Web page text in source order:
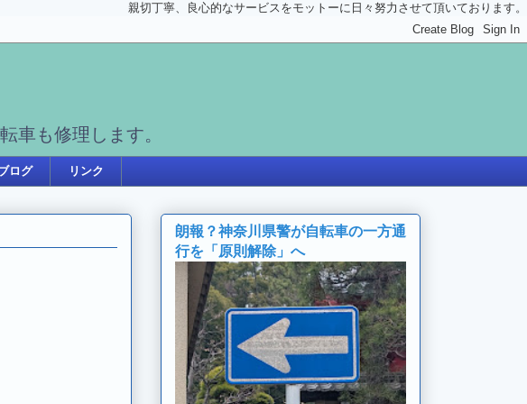
親切丁寧、良心的なサービスをモットーに日々努力させて頂いております。
車も修理します。
ログ リンク
朗報？神奈川県警が自転車の一方通
行を「原則解除」へ